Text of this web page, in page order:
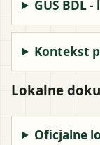
GUS BDL
Kontekst
Lokalne
Oficjalne